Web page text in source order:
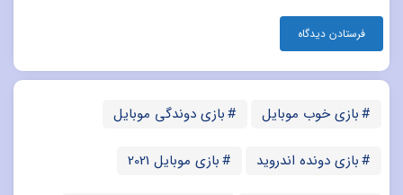
بازی خوب موبایل بازی دوندگی موبایل
بازی دونده اندروید بازی موبایل 2021